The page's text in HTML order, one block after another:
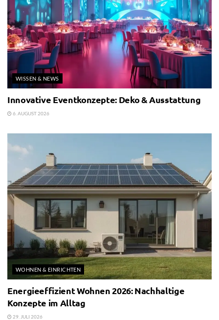
WISSEN & NEWS
Innovative Eventkonzepte: Deko & Ausstattung
6. AUGUST 2026
WOHNEN & EINRICHTEN
Energieeffizient Wohnen 2026: Nachhaltige
Konzepte im Alltag
29. JULI 2026